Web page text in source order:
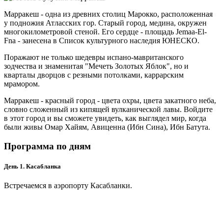
Марракеш - одна из древних столиц Марокко, расположенная
у подножия Атласских гор. Старый город, медина, окружен
многокилометровой стеной. Его сердце - площадь Jemaa-El-
Fna - занесена в Список культурного наследия ЮНЕСКО.
Поражают не только шедевры испано-мавританского
зодчества и знаменитая "Мечеть Золотых Яблок", но и
кварталы дворцов с резными потолками, каррарским
мрамором.
Марракеш - красный город - цвета охры, цвета закатного неба,
словно сложенный из кипящей вулканической лавы. Войдите
в этот город и вы сможете увидеть, как выглядел мир, когда
были живы Омар Хайям, Авиценна (Ибн Сина), Ибн Батута.
Программа по дням
День 1. Касабланка
Встречаемся в аэропорту Касабланки.